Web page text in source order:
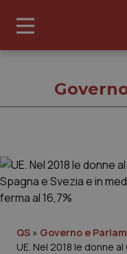
Cronache
Governo e
QS » Governo e
UE. Nel 2018 le donne